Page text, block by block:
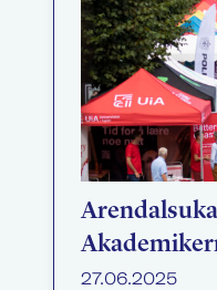
27.06.2025